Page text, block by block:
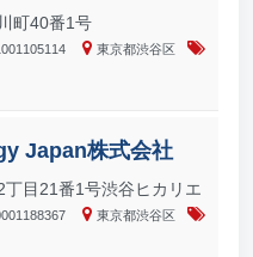
町40番1号
東京都渋谷区
Japan株式会社
目21番1号渋谷ヒカリエ
東京都渋谷区